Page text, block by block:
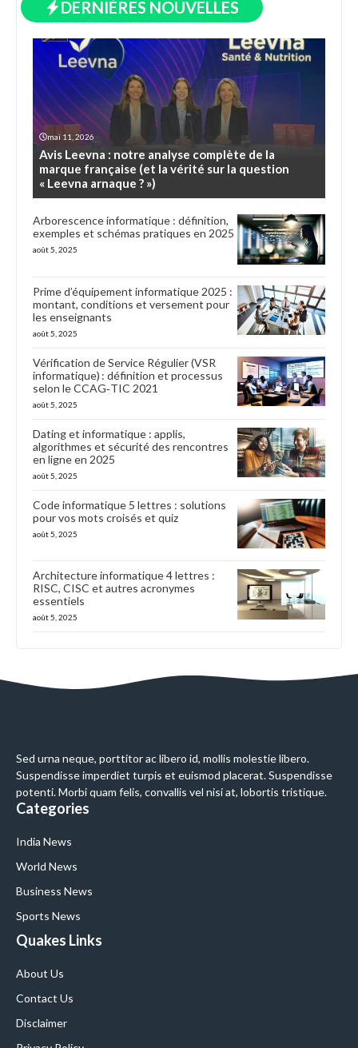
DERNIÈRES NOUVELLES
mai 11, 2026
Avis Leevna : notre analyse complète de la
marque française (et la vérité sur la question
« Leevna arnaque ? »)
Arborescence informatique : définition,
exemples et schémas pratiques en 2025
août 5, 2025
Prime d’équipement informatique 2025 :
montant, conditions et versement pour
les enseignants
août 5, 2025
Vérification de Service Régulier (VSR
informatique) : définition et processus
selon le CCAG‑TIC 2021
août 5, 2025
Dating et informatique : applis,
algorithmes et sécurité des rencontres
en ligne en 2025
août 5, 2025
Code informatique 5 lettres : solutions
pour vos mots croisés et quiz
août 5, 2025
Architecture informatique 4 lettres :
RISC, CISC et autres acronymes
essentiels
août 5, 2025
Sed urna neque, porttitor ac libero id, mollis molestie libero.
Suspendisse imperdiet turpis et euismod placerat. Suspendisse
potenti. Morbi quam felis, convallis vel nisi at, lobortis tristique.
Categories
India News
World News
Business News
Sports News
Quakes Links
About Us
Contact Us
Disclaimer